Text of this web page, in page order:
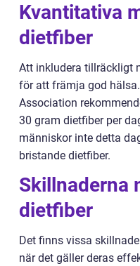
Kvantitativa
dietfiber
Att inkludera tillräckligt
för att främja god
Association
30 gram dietfiber per
människor inte detta
bristande dietfiber.
Skillnaderna
dietfiber
Det finns vissa
när det gäller deras